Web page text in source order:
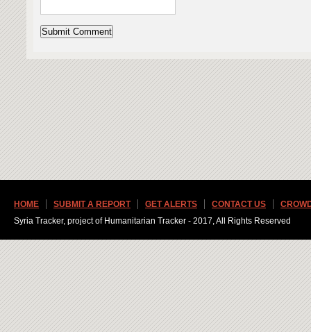
HOME SUBMIT A REPORT GET ALERTS CONTACT US
Syria Tracker, project of Humanitarian Tracker - 2017, All Rights Reserved